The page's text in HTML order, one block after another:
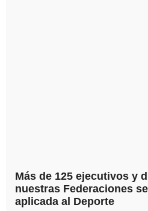
Más de 125 ejecutivos y
nuestras Federaciones
aplicada al Deporte